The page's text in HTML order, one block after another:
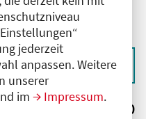
jederzeit
anpassen. Weitere
unserer
im Impressum.
neu laden
Ergebnisse: 0